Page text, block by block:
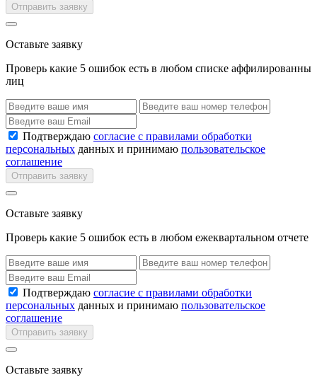
Отправить заявку
Оставьте заявку
Проверь какие 5 ошибок есть в любом списке аффилированны
лиц
Подтверждаю согласие с правилами обработки
персональных данных и принимаю пользовательское
соглашение
Отправить заявку
Оставьте заявку
Проверь какие 5 ошибок есть в любом ежеквартальном отчете
Подтверждаю согласие с правилами обработки
персональных данных и принимаю пользовательское
соглашение
Отправить заявку
Оставьте заявку